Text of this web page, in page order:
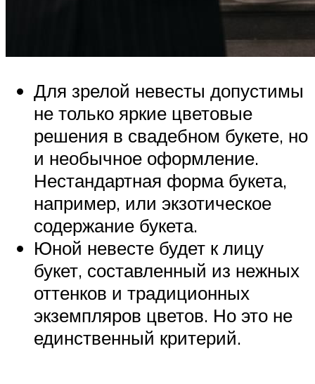
Для зрелой невесты допустимы
не только яркие цветовые
решения в свадебном букете, но
и необычное оформление.
Нестандартная форма букета,
например, или экзотическое
содержание букета.
Юной невесте будет к лицу
букет, составленный из нежных
оттенков и традиционных
экземпляров цветов. Но это не
единственный критерий.